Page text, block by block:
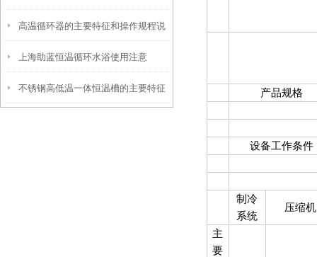
项
高温循环器的主要特征和操作规程说
明
上海助蓝恒温循环水浴使用注意
不锈钢高低温一体恒温槽的主要特征 产品规格
设备工作条件
制冷
系统
压缩机
主
要